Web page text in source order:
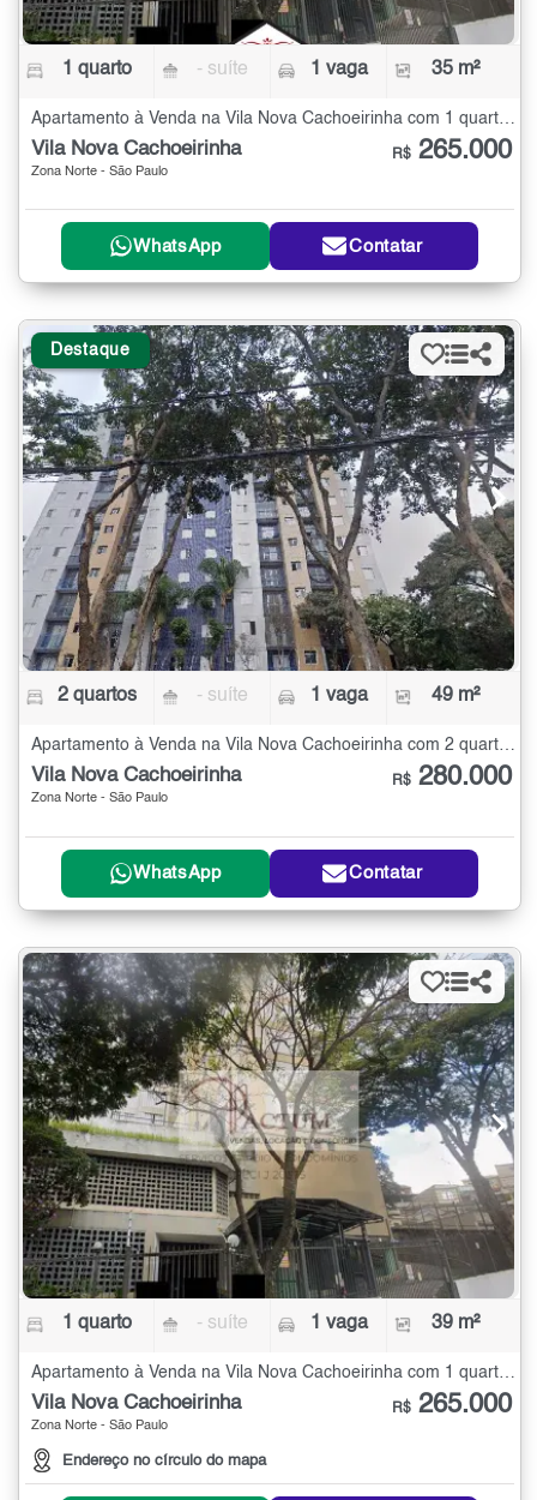
1 quarto - suíte 1 vaga 35 m²
Apartamento à Venda na Vila Nova Cachoeirinha com 1 quarto - 35 m²
Vila Nova Cachoeirinha
Zona Norte - São Paulo
R$ 265.000
WhatsApp Contatar
Destaque
2 quartos - suíte 1 vaga 49 m²
Apartamento à Venda na Vila Nova Cachoeirinha com 2 quartos - 49 m²
Vila Nova Cachoeirinha
Zona Norte - São Paulo
R$ 280.000
WhatsApp Contatar
1 quarto - suíte 1 vaga 39 m²
Vila Nova Cachoeirinha
Zona Norte - São Paulo
Endereço no círculo do mapa
R$ 265.000